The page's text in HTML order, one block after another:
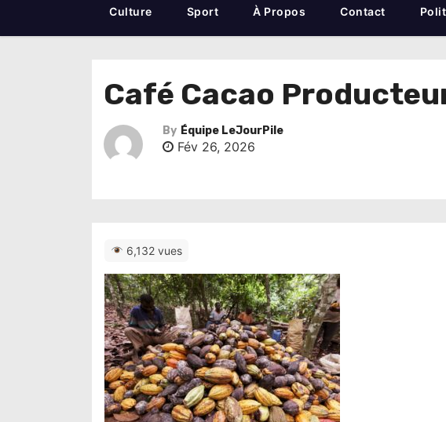
Culture Sport À Propos Contact
Café Cacao
By Équipe LeJourPile
Fév 26, 2026
6,132 vues